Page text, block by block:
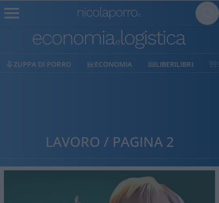
ECONOMIA LIBERILIBRI SHOP SOSTIENICI
LAVORO / PAGINA 2